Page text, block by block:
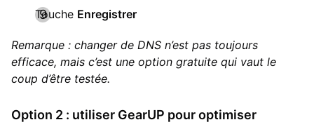
Touche Enregistrer
Remarque : changer de DNS n’est pas toujours
efficace, mais c’est une option gratuite qui vaut le
coup d’être testée.
Option 2 : utiliser GearUP pour optimiser